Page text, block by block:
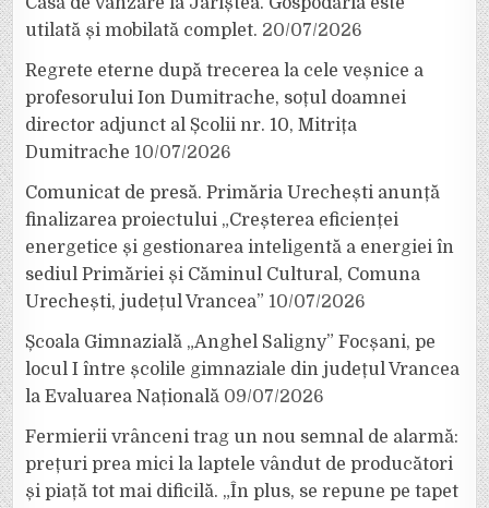
utilată și mobilată complet. 20/07/2026
Regrete eterne după trecerea la cele veșnice a
profesorului Ion Dumitrache, soțul doamnei
director adjunct al Școlii nr. 10, Mitrița
Dumitrache 10/07/2026
Comunicat de presă. Primăria Urechești anunță
finalizarea proiectului „Creșterea eficienței
energetice și gestionarea inteligentă a energiei în
sediul Primăriei și Căminul Cultural, Comuna
Urechești, județul Vrancea” 10/07/2026
Școala Gimnazială „Anghel Saligny” Focșani, pe
locul I între școlile gimnaziale din județul Vrancea
la Evaluarea Națională 09/07/2026
Fermierii vrânceni trag un nou semnal de alarmă:
prețuri prea mici la laptele vândut de producători
și piață tot mai dificilă. „În plus, se repune pe tapet